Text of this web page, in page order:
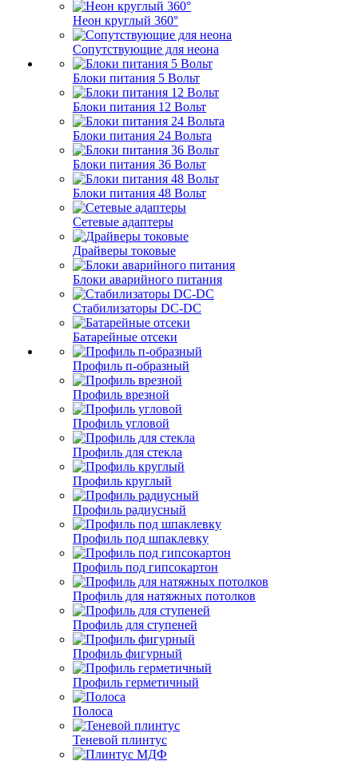
Неон круглый 360°
Сопутствующие для неона
Блоки питания 5 Вольт
Блоки питания 12 Вольт
Блоки питания 24 Вольта
Блоки питания 36 Вольт
Блоки питания 48 Вольт
Сетевые адаптеры
Драйверы токовые
Блоки аварийного питания
Стабилизаторы DC-DC
Батарейные отсеки
Профиль п-образный
Профиль врезной
Профиль угловой
Профиль для стекла
Профиль круглый
Профиль радиусный
Профиль под шпаклевку
Профиль под гипсокартон
Профиль для натяжных потолков
Профиль для ступеней
Профиль фигурный
Профиль герметичный
Полоса
Теневой плинтус